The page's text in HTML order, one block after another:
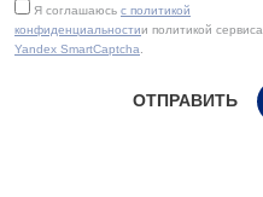
Я соглашаюсь с политикой
конфиденциальностии политикой сервиса
Yandex SmartCaptcha
ОТПРАВИТЬ